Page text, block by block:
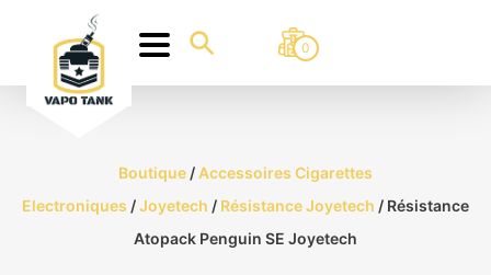
0
Boutique/ Accessoires Cigarettes
Electroniques /Joyetech / Résistance Joyetech / Résistance
Atopack Penguin SE Joyetech